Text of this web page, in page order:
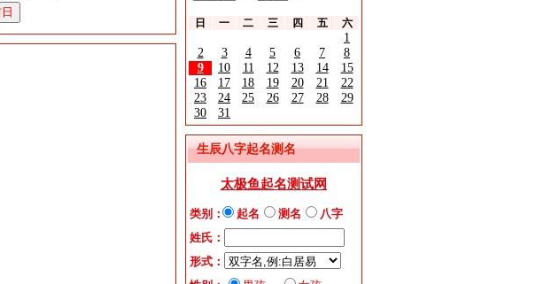
日 一 二 三 四 五 六
1
2
3 4 5 6 7
8
9
10 11 12 13 14
15
16
17 18 19 20 21
22
23
24 25 26 27 28
29
30
31
生辰八字起名测名